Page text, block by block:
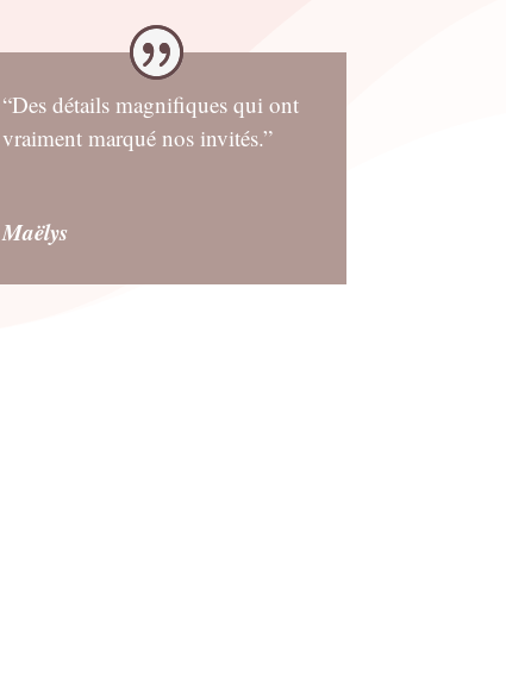
“Des détails magnifiques qui ont
vraiment marqué nos invités.”
Maëlys